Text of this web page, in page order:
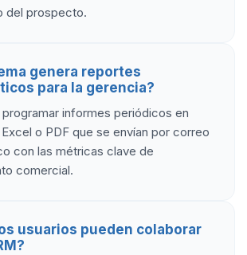
del prospecto.
genera reportes
para la gerencia?
programar informes periódicos en
o PDF que se envían por correo
con las métricas clave de
comercial.
usuarios pueden colaborar